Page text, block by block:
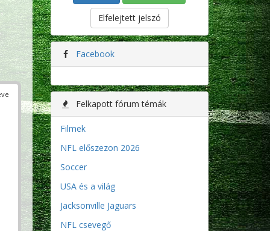
Elfelejtett jelszó
Facebook
Felkapott fórum témák
Filmek
NFL előszezon 2026
Soccer
USA és a világ
Jacksonville Jaguars
NFL csevegő